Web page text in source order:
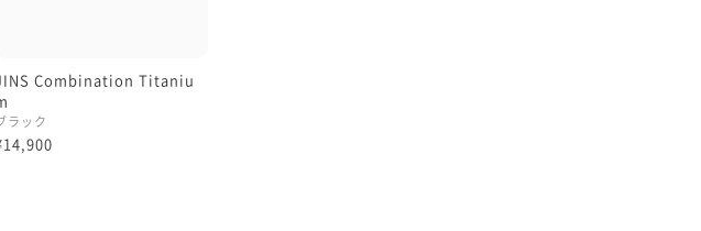
薄レンズ…フレーム代＋11000
Combination Titaniu
ラック